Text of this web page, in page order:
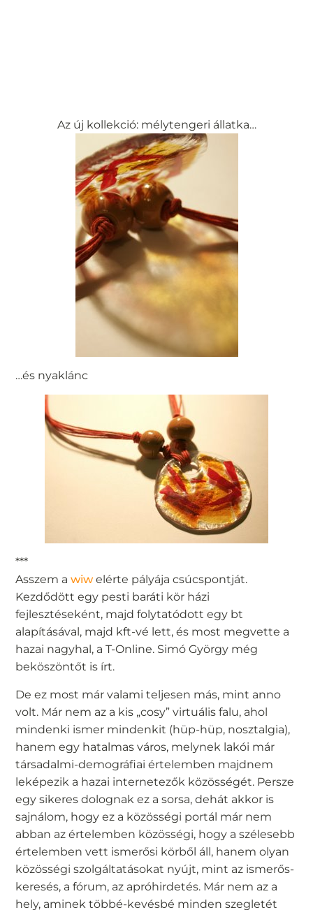
Az új kollekció: mélytengeri állatka…
…és nyaklánc
***
Asszem awiwelérte pályája csúcspontját.
Kezdődött egy pesti baráti kör házi
fejlesztéseként, majd folytatódott egy bt
alapításával, majd kft-vé lett, és most megvette a
hazai nagyhal, a T-Online. Simó György még
beköszöntőt is írt.
De ez most már valami teljesen más, mint anno
volt. Már nem az a kis „cosy” virtuális falu, ahol
mindenki ismer mindenkit (hüp-hüp, nosztalgia),
hanem egy hatalmas város, melynek lakói már
társadalmi-demográfiai értelemben majdnem
leképezik a hazai internetezők közösségét. Persze
egy sikeres dolognak ez a sorsa, dehát akkor is
sajnálom, hogy ez a közösségi portál már nem
abban az értelemben közösségi, hogy a szélesebb
értelemben vett ismerősi körből áll, hanem olyan
közösségi szolgáltatásokat nyújt, mint az ismerős-
keresés, a fórum, az apróhirdetés. Már nem az a
hely, aminek többé-kevésbé minden szegletét